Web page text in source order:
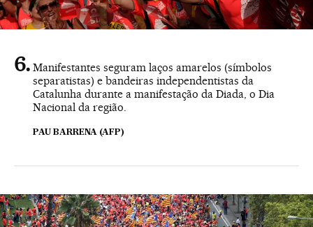
Manifestantes seguram laços amarelos (símbolos
separatistas) e bandeiras independentistas da
Catalunha durante a manifestação da Diada, o Dia
Nacional da região.
PAU BARRENA (AFP)